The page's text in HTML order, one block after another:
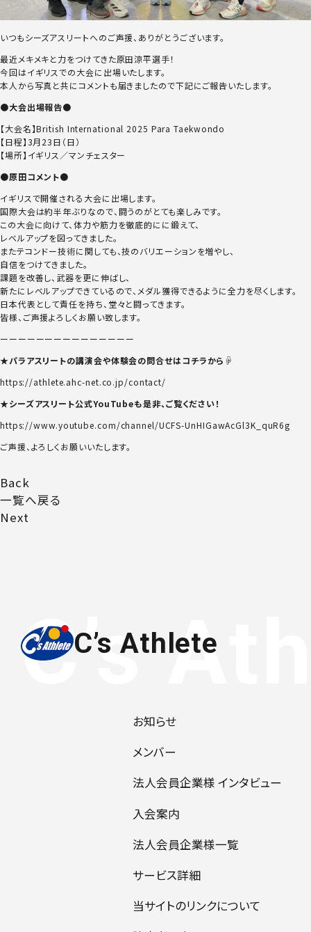
いつもシーズアスリートへのご声援、ありがとうございます。
最近メキメキと力をつけてきた原田涼平選手！
今回はイギリスでの大会に出場いたします。
本人から写真と共にコメントも届きましたので下記にご報告いたします。
●大会出場報告●
【大会名】British International 2025 Para Taekwondo
【日程】3月23日（日）
【場所】イギリス／マンチェスター
●原田コメント●
イギリスで開催される大会に出場します。
国際大会は約半年ぶりなので、闘うのがとても楽しみです。
この大会に向けて、体力や筋力を徹底的にに鍛えて、
レベルアップを図ってきました。
またテコンドー技術に関しても、技のバリエーションを増やし、
自信をつけてきました。
課題を改善し、武器を更に伸ばし、
新たにレベルアップできているので、メダル獲得できるように全力を尽くします。
日本代表として責任を持ち、堂々と闘ってきます。
皆様、ご声援よろしくお願い致します。
ーーーーーーーーーーーーーーー
★パラアスリートの講演会や体験会の問合せはコチラから☟
https://athlete.ahc-net.co.jp/contact/
★シーズアスリート公式YouTubeも是非、ご覧ください！
https://www.youtube.com/channel/UCFS-UnHIGawAcGl3K_quR6g
ご声援、よろしくお願いいたします。
Back
一覧へ戻る
Next
C’s Athlete
お知らせ
メンバー
法人会員企業様 インタビュー
入会案内
法人会員企業様一覧
サービス詳細
当サイトのリンクについて